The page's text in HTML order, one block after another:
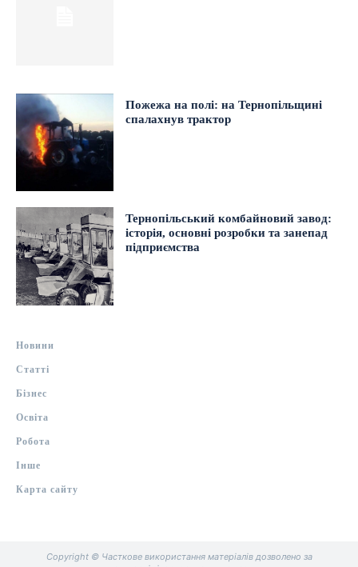
Пожежа на полі: на Тернопільщині
спалахнув трактор
Тернопільський комбайновий завод:
історія, основні розробки та занепад
підприємства
Новини
Статті
Бізнес
Освіта
Робота
Інше
Карта сайту
Copyright © Часткове використання матеріалів дозволено за